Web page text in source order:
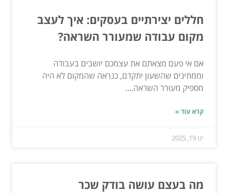
חללים יצירתיים בעסקים: איך לעצב
מקום עבודה שמעורר השראה?
אם אי פעם מצאתם את עצמכם יושבים בעבודה
וממתינים שהשעון יתקדם, כנראה שהמקום לא היה
מספיק מעורר השראה....
קרא עוד »
ינו 19, 2025
מה בעצם עושה בודק שכר